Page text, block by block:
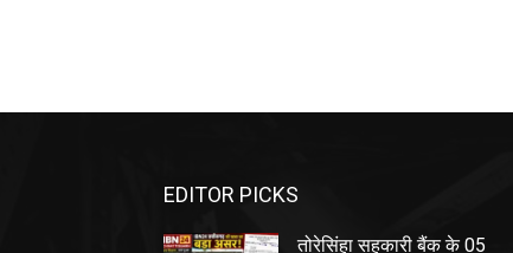
EDITOR PICKS
तोरेसिंहा सहकारी बैंक के 05